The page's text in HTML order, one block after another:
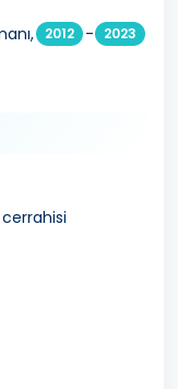
2012 - 2023